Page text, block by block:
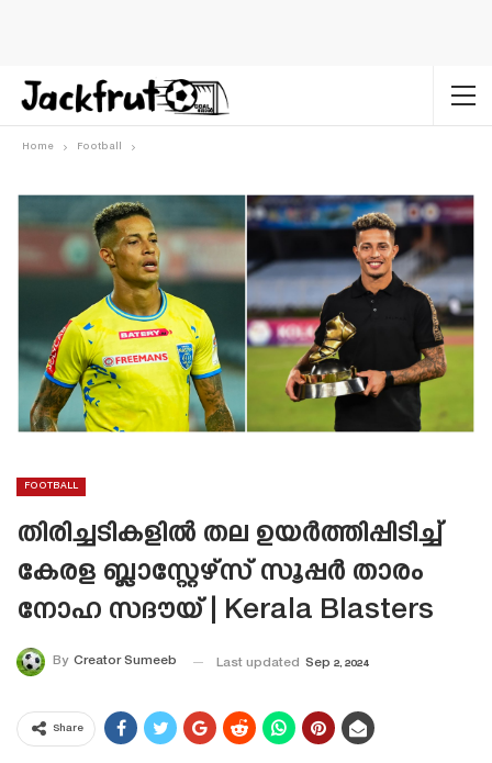
Home Football
FOOTBALL
തിരിച്ചടികളിൽ തല ഉയർത്തിപ്പിടിച്ച്
കേരള ബ്ലാസ്റ്റേഴ്‌സ് സൂപ്പർ താരം
നോഹ സദൗയ് | Kerala Blasters
By Creator Sumeeb Last updated Sep 2, 2024
Share